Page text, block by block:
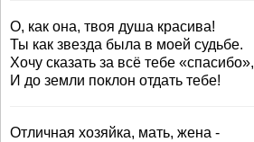
О, как она, твоя душа красива!
Ты как звезда была в моей судьбе.
Хочу сказать за всё тебе «спасибо»,
И до земли поклон отдать тебе!
Отличная хозяйка, мать, жена -